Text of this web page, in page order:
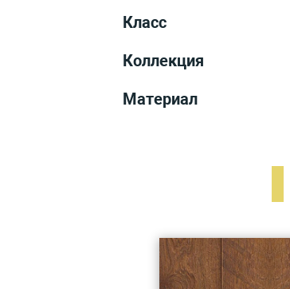
Класс
Коллекция
Материал